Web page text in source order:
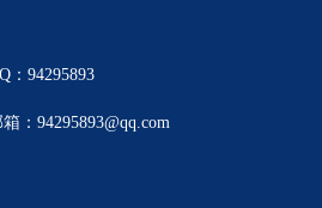
：94295893
：94295893@qq.com